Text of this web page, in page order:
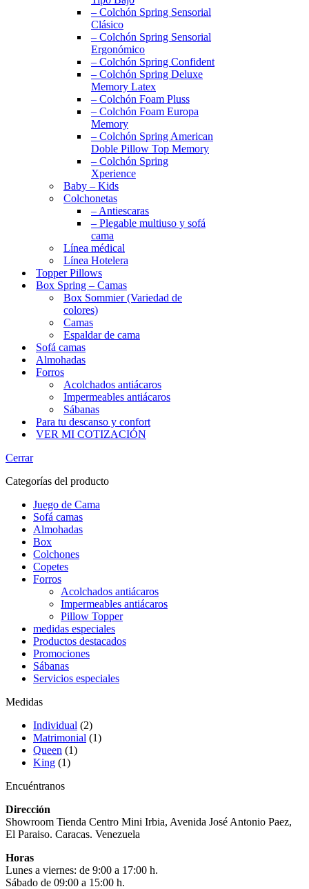
– Colchón Spring Sensorial
Clásico
– Colchón Spring Sensorial
Ergonómico
– Colchón Spring Confident
– Colchón Spring Deluxe
Memory Latex
– Colchón Foam Pluss
– Colchón Foam Europa
Memory
– Colchón Spring American
Doble Pillow Top Memory
– Colchón Spring
Xperience
Baby – Kids
Colchonetas
– Antiescaras
– Plegable multiuso y sofá
cama
Línea médical
Línea Hotelera
Topper Pillows
Box Spring – Camas
Box Sommier (Variedad de
colores)
Camas
Espaldar de cama
Sofá camas
Almohadas
Forros
Acolchados antiácaros
Impermeables antiácaros
Sábanas
Para tu descanso y confort
VER MI COTIZACIÓN
Cerrar
Categorías del producto
Juego de Cama
Sofá camas
Almohadas
Box
Colchones
Copetes
Forros
Acolchados antiácaros
Impermeables antiácaros
Pillow Topper
medidas especiales
Productos destacados
Promociones
Sábanas
Servicios especiales
Medidas
Individual (2)
Matrimonial (1)
Queen (1)
King (1)
Encuéntranos
Dirección
Showroom Tienda Centro Mini Irbia, Avenida José Antonio Paez,
El Paraiso. Caracas. Venezuela
Horas
Lunes a viernes: de 9:00 a 17:00 h.
Sábado de 09:00 a 15:00 h.